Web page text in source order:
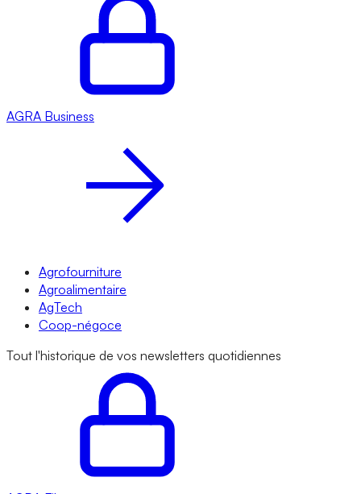
AGRA Business
Agrofourniture
Agroalimentaire
AgTech
Coop-négoce
Tout l'historique de vos newsletters quotidiennes